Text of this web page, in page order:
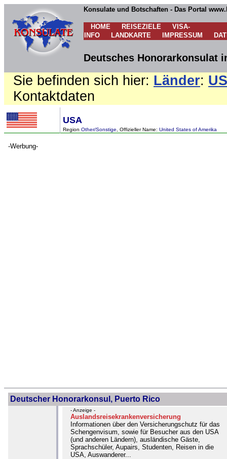
Konsulate und Botschaften - Das Portal
HOME REISEZIELE
VISA-
INFO
LANDKARTE IMPRESSUM
Deutsches Honorarkonsulat
Sie befinden sich hier: Länder:
Kontaktdaten
USA
Region Other/Sonstige , Offizieller Name: United States of Amerika
-Werbung-
Deutscher Honorarkonsul, Puerto Rico
- Anzeige -
Auslandsreisekrankenversicherung
Informationen über den Versicherungschutz für das
Schengenvisum, sowie für Besucher aus den USA
(und anderen Ländern), ausländische Gäste,
Sprachschüler, Aupairs, Studenten, Reisen in die
USA, Auswanderer...